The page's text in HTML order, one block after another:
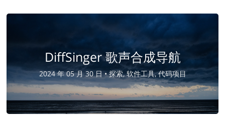
DiffSinger 歌声合成导航
2024 年 05 月 30 日 •探索, 软件工具, 代码项目